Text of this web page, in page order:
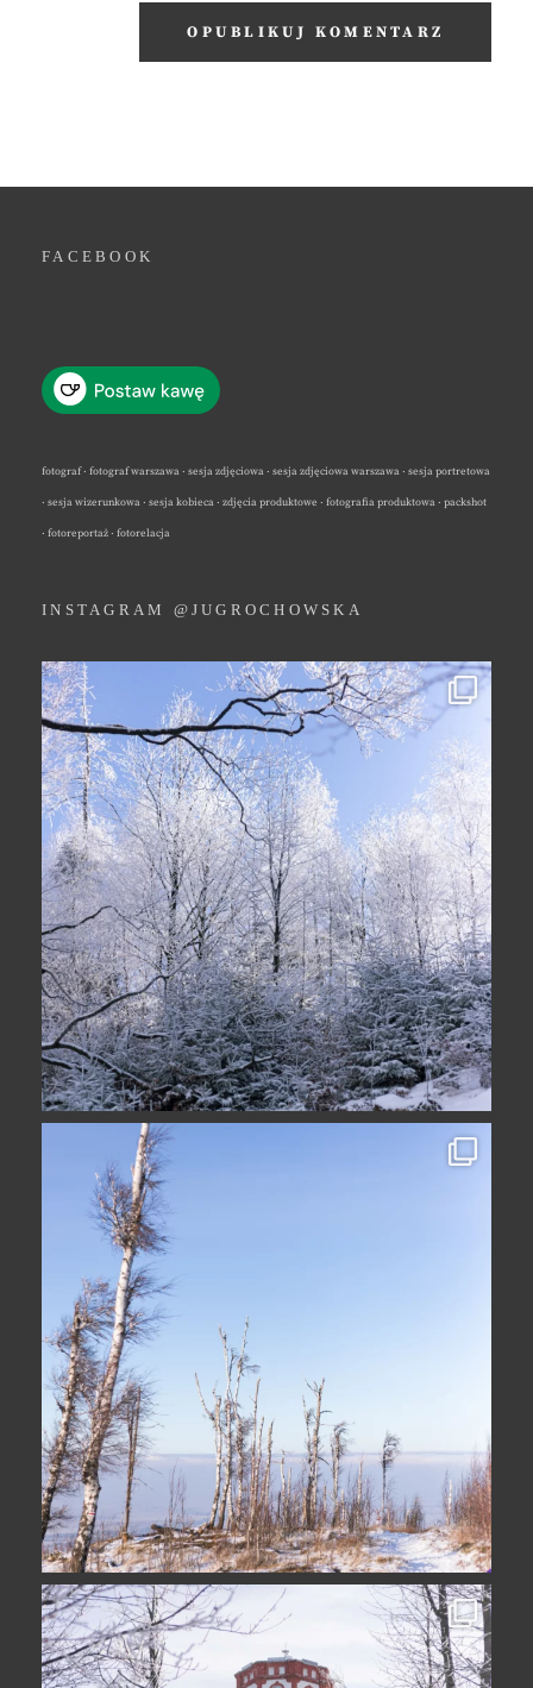
FACEBOOK
fotograf · fotograf warszawa · sesja zdjęciowa · sesja zdjęciowa warszawa · sesja portretowa
· sesja wizerunkowa · sesja kobieca · zdjęcia produktowe · fotografia produktowa · packshot
· fotoreportaż · fotorelacja
INSTAGRAM @JUGROCHOWSKA